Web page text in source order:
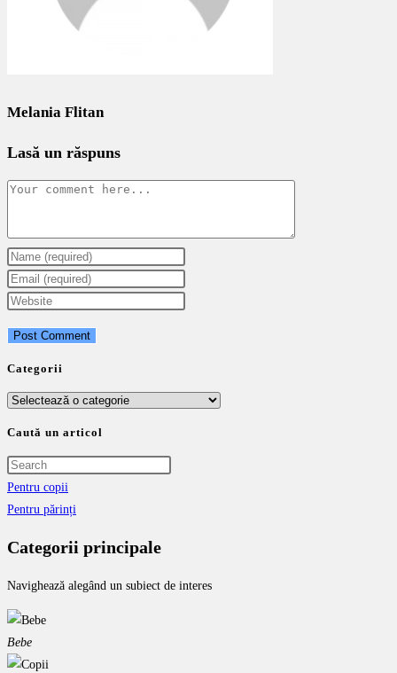
Melania Flitan
Lasă un răspuns
Comment
Enter
your
name
username
to
comment
Enter
your
address
to
comment
Enter
website
URL
(optional)
Categorii
Categorii
Caută un articol
Pentru copii
Pentru părinți
Categorii principale
Navighează alegând un subiect de interes
Bebe